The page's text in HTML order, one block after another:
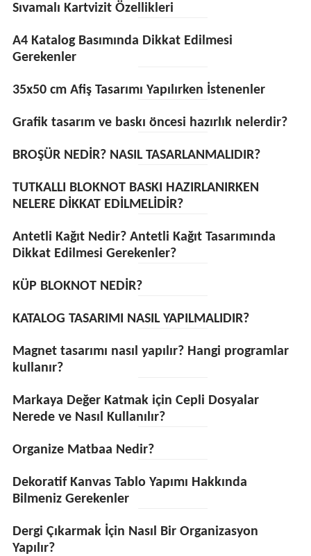
Sıvamalı Kartvizit Özellikleri
A4 Katalog Basımında Dikkat Edilmesi
Gerekenler
35x50 cm Afiş Tasarımı Yapılırken İstenenler
Grafik tasarım ve baskı öncesi hazırlık nelerdir?
BROŞÜR NEDİR? NASIL TASARLANMALIDIR?
TUTKALLI BLOKNOT BASKI HAZIRLANIRKEN
NELERE DİKKAT EDİLMELİDİR?
Antetli Kağıt Nedir? Antetli Kağıt Tasarımında
Dikkat Edilmesi Gerekenler?
KÜP BLOKNOT NEDİR?
KATALOG TASARIMI NASIL YAPILMALIDIR?
Magnet tasarımı nasıl yapılır? Hangi programlar
kullanır?
Markaya Değer Katmak için Cepli Dosyalar
Nerede ve Nasıl Kullanılır?
Organize Matbaa Nedir?
Dekoratif Kanvas Tablo Yapımı Hakkında
Bilmeniz Gerekenler
Dergi Çıkarmak İçin Nasıl Bir Organizasyon
Yapılır?